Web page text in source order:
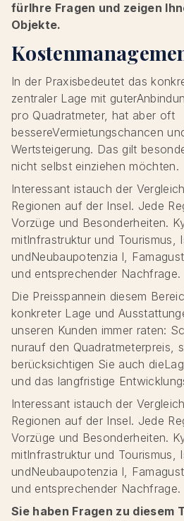
fürIhre Fragen und zeigen
Objekte.
In der Praxisbedeutet das
zentraler Lage mit
pro Quadratmeter, hat aber oft
bessereVermietungschancen
Wertsteigerung. Das gilt
nicht selbst einziehen möchten.
Interessant istauch der
Regionen auf der Insel. Jede
Vorzüge und Besonderheiten.
mitInfrastruktur und Tourismus,
undNeubaupotenzia l,
und entsprechender Nachfrage.
Die Preisspannein diesem
konkreter Lage und
unseren Kunden immer raten:
nurauf den Quadratmeterpreis,
berücksichtigen Sie auch
und das langfristige
Interessant istauch der
Regionen auf der Insel. Jede
Vorzüge und Besonderheiten.
mitInfrastruktur und Tourismus,
undNeubaupotenzia l,
und entsprechender Nachfrage.
Sie haben Fragen zu diesem